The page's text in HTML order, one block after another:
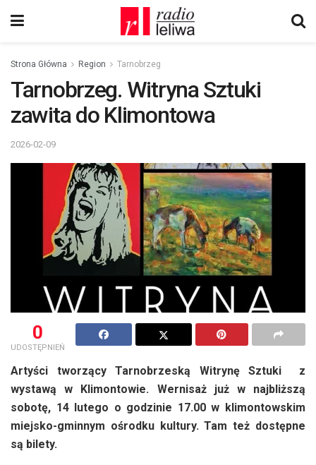
Strona Główna Region Tarnobrzeg
Tarnobrzeg. Witryna Sztuki
zawita do Klimontowa
2026-02-09
0
UDOSTĘPNIEŃ
Artyści tworzący Tarnobrzeską Witrynę Sztuki z
wystawą w Klimontowie. Wernisaż już w najbliższą
sobotę, 14 lutego o godzinie 17.00 w klimontowskim
miejsko-gminnym ośrodku kultury. Tam też dostępne
są bilety.